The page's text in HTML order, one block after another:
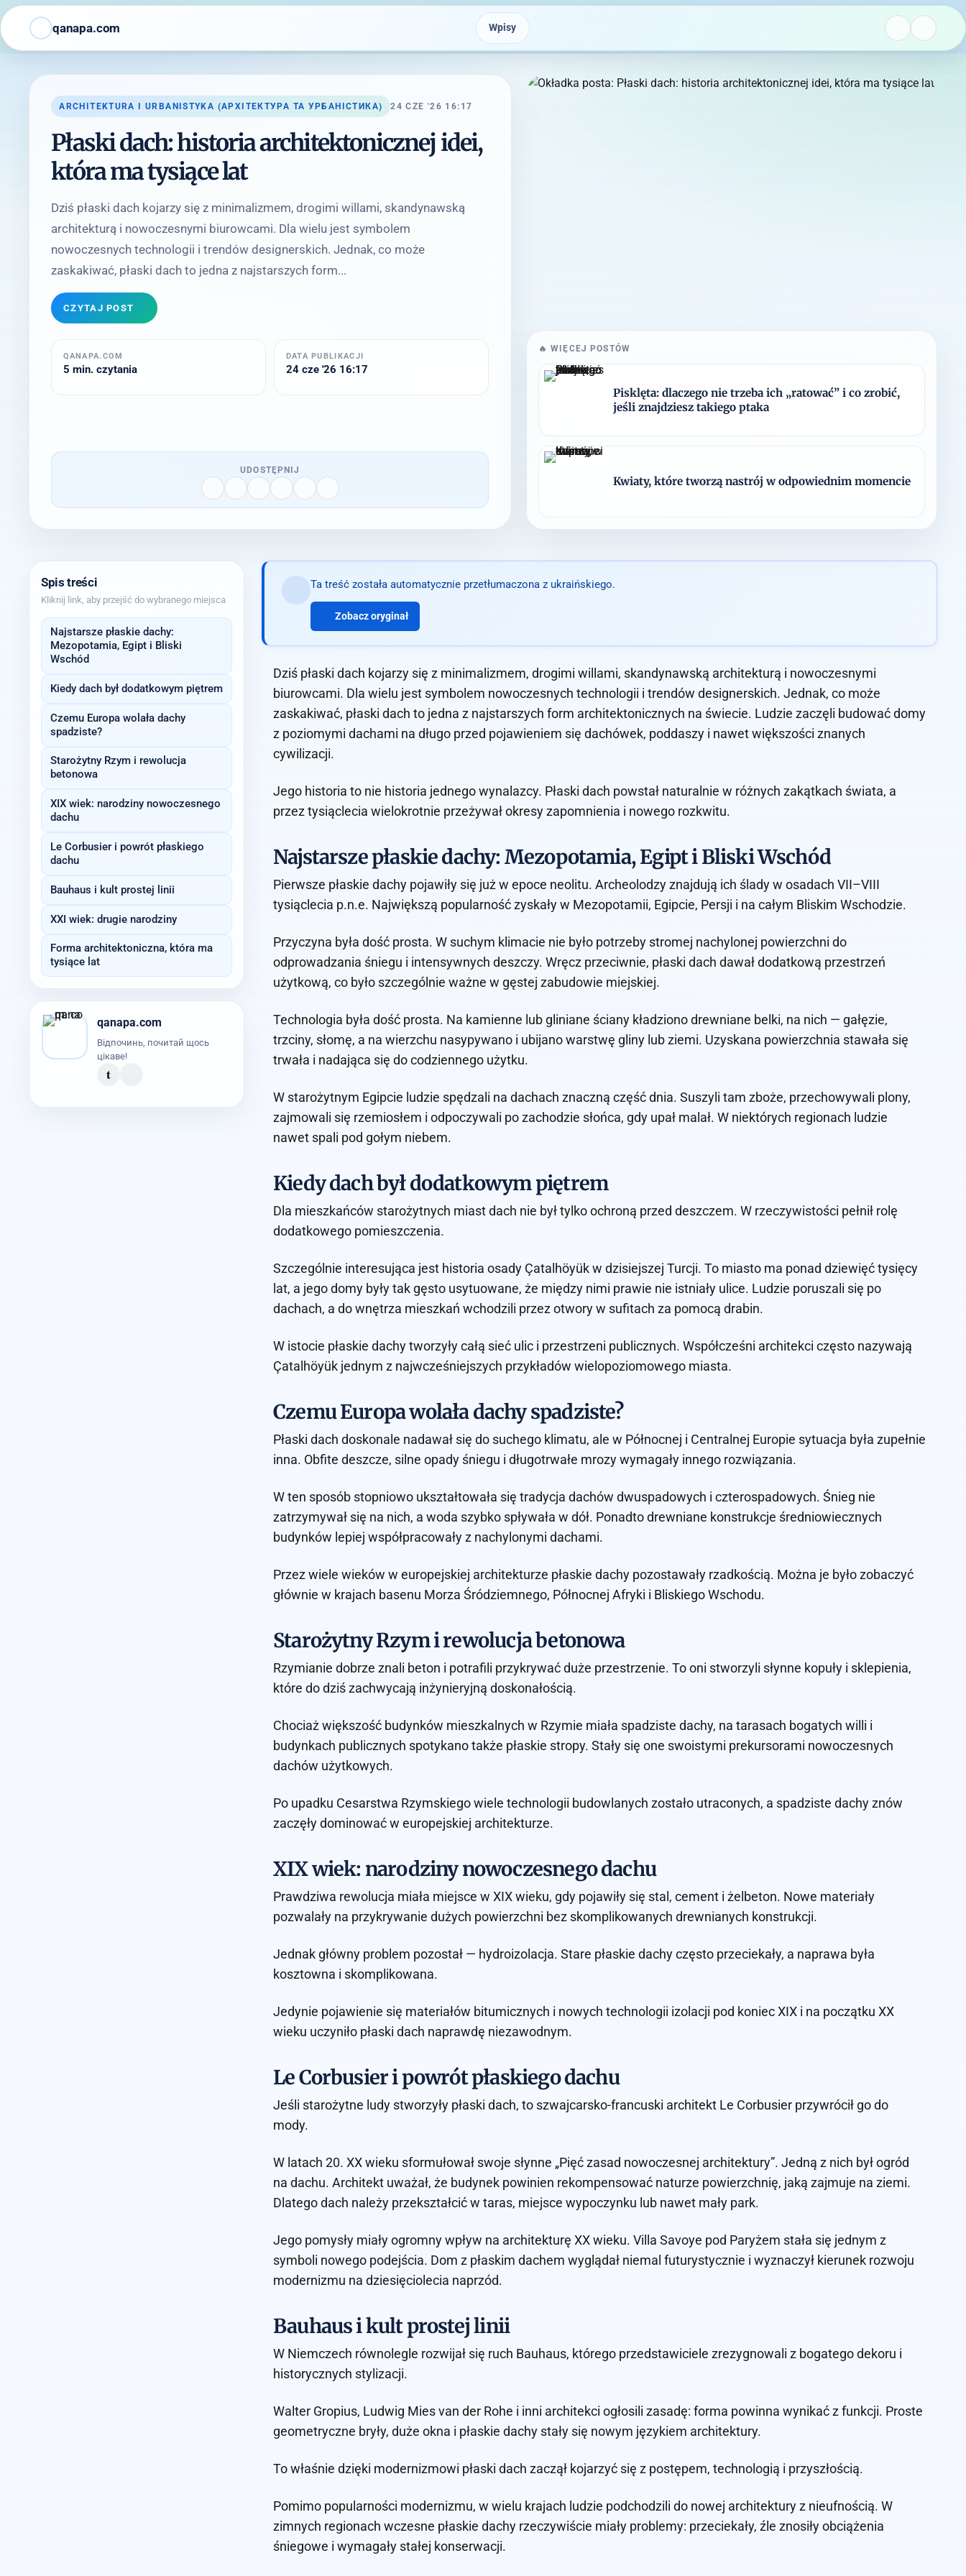
qanapa.com Wpisy
ARCHITEKTURA I URBANISTYKA (АРХІТЕКТУРА ТА УРБАНІСТИКА) 24 CZE '26 16:17
Płaski dach: historia architektonicznej idei,
która ma tysiące lat
Dziś płaski dach kojarzy się z minimalizmem, drogimi willami, skandynawską
architekturą i nowoczesnymi biurowcami. Dla wielu jest symbolem
nowoczesnych technologii i trendów designerskich. Jednak, co może
zaskakiwać, płaski dach to jedna z najstarszych form...
CZYTAJ POST
QANAPA.COM
5 min. czytania
DATA PUBLIKACJI
24 cze '26 16:17
UDOSTĘPNIJ
🔥 WIĘCEJ POSTÓW
Pisklęta: dlaczego nie trzeba ich „ratować” i co zrobić,
jeśli znajdziesz takiego ptaka
Kwiaty, które tworzą nastrój w odpowiednim momencie
Spis treści
Kliknij link, aby przejść do wybranego miejsca
Najstarsze płaskie dachy:
Mezopotamia, Egipt i Bliski
Wschód
Kiedy dach był dodatkowym piętrem
Czemu Europa wolała dachy
spadziste?
Starożytny Rzym i rewolucja
betonowa
XIX wiek: narodziny nowoczesnego
dachu
Le Corbusier i powrót płaskiego
dachu
Bauhaus i kult prostej linii
XXI wiek: drugie narodziny
Forma architektoniczna, która ma
tysiące lat
qanapa.com
Відпочинь, почитай щось
цікаве!
t
Ta treść została automatycznie przetłumaczona z ukraińskiego.
Zobacz oryginał
Dziś płaski dach kojarzy się z minimalizmem, drogimi willami, skandynawską architekturą i nowoczesnymi
biurowcami. Dla wielu jest symbolem nowoczesnych technologii i trendów designerskich. Jednak, co może
zaskakiwać, płaski dach to jedna z najstarszych form architektonicznych na świecie. Ludzie zaczęli budować domy
z poziomymi dachami na długo przed pojawieniem się dachówek, poddaszy i nawet większości znanych
cywilizacji.
Jego historia to nie historia jednego wynalazcy. Płaski dach powstał naturalnie w różnych zakątkach świata, a
przez tysiąclecia wielokrotnie przeżywał okresy zapomnienia i nowego rozkwitu.
Najstarsze płaskie dachy: Mezopotamia, Egipt i Bliski Wschód
Pierwsze płaskie dachy pojawiły się już w epoce neolitu. Archeolodzy znajdują ich ślady w osadach VII–VIII
tysiąclecia p.n.e. Największą popularność zyskały w Mezopotamii, Egipcie, Persji i na całym Bliskim Wschodzie.
Przyczyna była dość prosta. W suchym klimacie nie było potrzeby stromej nachylonej powierzchni do
odprowadzania śniegu i intensywnych deszczy. Wręcz przeciwnie, płaski dach dawał dodatkową przestrzeń
użytkową, co było szczególnie ważne w gęstej zabudowie miejskiej.
Technologia była dość prosta. Na kamienne lub gliniane ściany kładziono drewniane belki, na nich — gałęzie,
trzciny, słomę, a na wierzchu nasypywano i ubijano warstwę gliny lub ziemi. Uzyskana powierzchnia stawała się
trwała i nadająca się do codziennego użytku.
W starożytnym Egipcie ludzie spędzali na dachach znaczną część dnia. Suszyli tam zboże, przechowywali plony,
zajmowali się rzemiosłem i odpoczywali po zachodzie słońca, gdy upał malał. W niektórych regionach ludzie
nawet spali pod gołym niebem.
Kiedy dach był dodatkowym piętrem
Dla mieszkańców starożytnych miast dach nie był tylko ochroną przed deszczem. W rzeczywistości pełnił rolę
dodatkowego pomieszczenia.
Szczególnie interesująca jest historia osady Çatalhöyük w dzisiejszej Turcji. To miasto ma ponad dziewięć tysięcy
lat, a jego domy były tak gęsto usytuowane, że między nimi prawie nie istniały ulice. Ludzie poruszali się po
dachach, a do wnętrza mieszkań wchodzili przez otwory w sufitach za pomocą drabin.
W istocie płaskie dachy tworzyły całą sieć ulic i przestrzeni publicznych. Współcześni architekci często nazywają
Çatalhöyük jednym z najwcześniejszych przykładów wielopoziomowego miasta.
Czemu Europa wolała dachy spadziste?
Płaski dach doskonale nadawał się do suchego klimatu, ale w Północnej i Centralnej Europie sytuacja była zupełnie
inna. Obfite deszcze, silne opady śniegu i długotrwałe mrozy wymagały innego rozwiązania.
W ten sposób stopniowo ukształtowała się tradycja dachów dwuspadowych i czterospadowych. Śnieg nie
zatrzymywał się na nich, a woda szybko spływała w dół. Ponadto drewniane konstrukcje średniowiecznych
budynków lepiej współpracowały z nachylonymi dachami.
Przez wiele wieków w europejskiej architekturze płaskie dachy pozostawały rzadkością. Można je było zobaczyć
głównie w krajach basenu Morza Śródziemnego, Północnej Afryki i Bliskiego Wschodu.
Starożytny Rzym i rewolucja betonowa
Rzymianie dobrze znali beton i potrafili przykrywać duże przestrzenie. To oni stworzyli słynne kopuły i sklepienia,
które do dziś zachwycają inżynieryjną doskonałością.
Chociaż większość budynków mieszkalnych w Rzymie miała spadziste dachy, na tarasach bogatych willi i
budynkach publicznych spotykano także płaskie stropy. Stały się one swoistymi prekursorami nowoczesnych
dachów użytkowych.
Po upadku Cesarstwa Rzymskiego wiele technologii budowlanych zostało utraconych, a spadziste dachy znów
zaczęły dominować w europejskiej architekturze.
XIX wiek: narodziny nowoczesnego dachu
Prawdziwa rewolucja miała miejsce w XIX wieku, gdy pojawiły się stal, cement i żelbeton. Nowe materiały
pozwalały na przykrywanie dużych powierzchni bez skomplikowanych drewnianych konstrukcji.
Jednak główny problem pozostał — hydroizolacja. Stare płaskie dachy często przeciekały, a naprawa była
kosztowna i skomplikowana.
Jedynie pojawienie się materiałów bitumicznych i nowych technologii izolacji pod koniec XIX i na początku XX
wieku uczyniło płaski dach naprawdę niezawodnym.
Le Corbusier i powrót płaskiego dachu
Jeśli starożytne ludy stworzyły płaski dach, to szwajcarsko-francuski architekt Le Corbusier przywrócił go do
mody.
W latach 20. XX wieku sformułował swoje słynne „Pięć zasad nowoczesnej architektury”. Jedną z nich był ogród
na dachu. Architekt uważał, że budynek powinien rekompensować naturze powierzchnię, jaką zajmuje na ziemi.
Dlatego dach należy przekształcić w taras, miejsce wypoczynku lub nawet mały park.
Jego pomysły miały ogromny wpływ na architekturę XX wieku. Villa Savoye pod Paryżem stała się jednym z
symboli nowego podejścia. Dom z płaskim dachem wyglądał niemal futurystycznie i wyznaczył kierunek rozwoju
modernizmu na dziesięciolecia naprzód.
Bauhaus i kult prostej linii
W Niemczech równolegle rozwijał się ruch Bauhaus, którego przedstawiciele zrezygnowali z bogatego dekoru i
historycznych stylizacji.
Walter Gropius, Ludwig Mies van der Rohe i inni architekci ogłosili zasadę: forma powinna wynikać z funkcji. Proste
geometryczne bryły, duże okna i płaskie dachy stały się nowym językiem architektury.
To właśnie dzięki modernizmowi płaski dach zaczął kojarzyć się z postępem, technologią i przyszłością.
Pomimo popularności modernizmu, w wielu krajach ludzie podchodzili do nowej architektury z nieufnością. W
zimnych regionach wczesne płaskie dachy rzeczywiście miały problemy: przeciekały, źle znosiły obciążenia
śniegowe i wymagały stałej konserwacji.